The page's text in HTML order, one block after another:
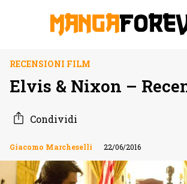
RECENSIONI FILM
Elvis & Nixon –
Condividi
Giacomo Marcheselli 22/06/2016